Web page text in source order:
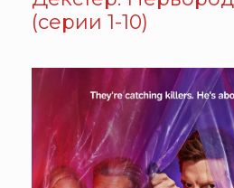
(серии 1-10)